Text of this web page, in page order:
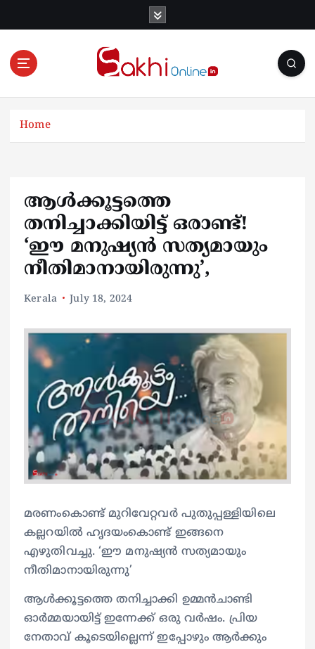
Online News Portal
Home
ആൾക്കൂട്ടത്തെ
തനിച്ചാക്കിയിട്ട് ഒരാണ്ട്!
‘ഈ മനുഷ്യൻ സത്യമായും
നീതിമാനായിരുന്നു’,
Kerala July 18, 2024
മരണംകൊണ്ട് മുറിവേറ്റവര്‍ പുതുപ്പള്ളിയിലെ
കല്ലറയില്‍ ഹൃദയംകൊണ്ട് ഇങ്ങനെ
എഴുതിവച്ചു. ‘ഈ മനുഷ്യന്‍ സത്യമായും
നീതിമാനായിരുന്നു’
ആള്‍ക്കൂട്ടത്തെ തനിച്ചാക്കി ഉമ്മന്‍ചാണ്ടി
ഓര്‍മ്മയായിട്ട് ഇന്നേക്ക് ഒരു വര്‍ഷം. പ്രിയ
നേതാവ് കൂടെയില്ലെന്ന് ഇപ്പോഴും ആർക്കും